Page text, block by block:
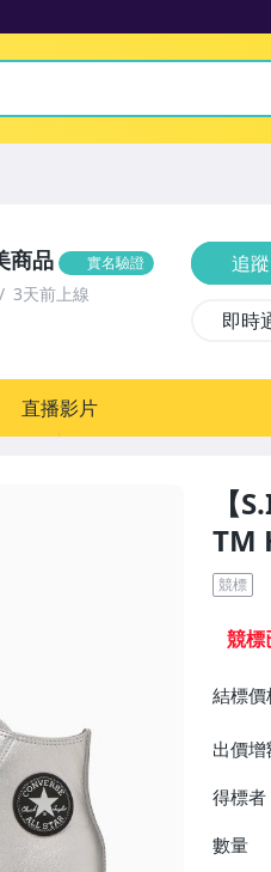
【
TM
競標
競標
結標價
出價增
得標者
數量
商品 實名驗證
3天前上線
追蹤
即時
直播影片